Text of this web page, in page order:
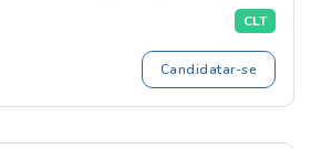
CLT
Candidatar-se